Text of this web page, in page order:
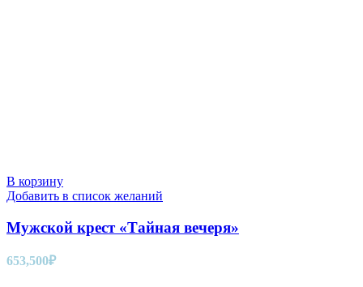
В корзину
Добавить в список желаний
Мужской крест «Тайная вечеря»
653,500₽